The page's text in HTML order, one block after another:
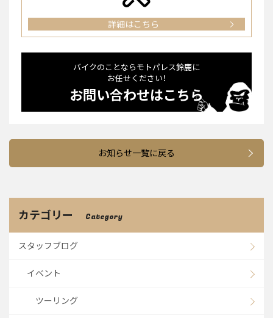
詳細はこちら
バイクのことならモトパレス鈴⿅に
お任せください！
お問い合わせはこちら
お知らせ一覧に戻る
カテゴリー Category
スタッフブログ
イベント
ツーリング